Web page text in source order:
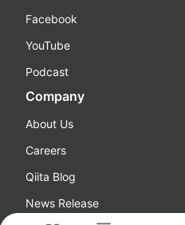
Facebook
YouTube
Podcast
Company
About Us
Careers
Qiita Blog
News Release